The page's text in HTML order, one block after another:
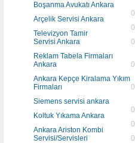
Boşanma Avukatı Ankara
0
Arçelik Servisi Ankara
0
Televizyon Tamir
Servisi Ankara
0
Reklam Tabela Firmaları
Ankara
0
Ankara Kepçe Kiralama Yıkım
Firmaları
0
Siemens servisi ankara
0
Koltuk Yıkama Ankara
0
Ankara Ariston Kombi
Servisi/Servisleri
0